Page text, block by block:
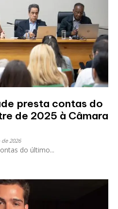
presta contas do
de 2025 à Câmara
2026
do último...